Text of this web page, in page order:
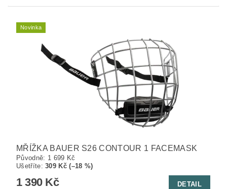
Novinka
MŘÍŽKA BAUER S26 CONTOUR 1 FACEMASK
Původně: 1 699 Kč
Ušetříte:309 Kč (–18 %)
1 390 Kč DETAIL